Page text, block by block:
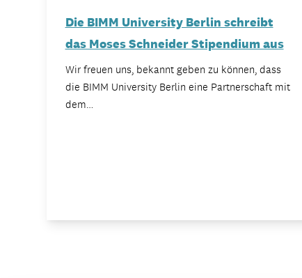
Die BIMM University Berlin schreibt
das Moses Schneider Stipendium aus
Wir freuen uns, bekannt geben zu können, dass
die BIMM University Berlin eine Partnerschaft mit
dem…